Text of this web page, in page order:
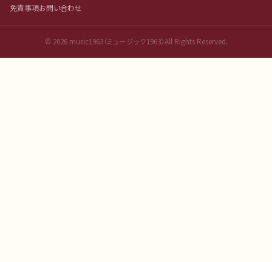
免責事項お問い合わせ
© 2026music1963（ミュージック1963）All Rights Reserved.